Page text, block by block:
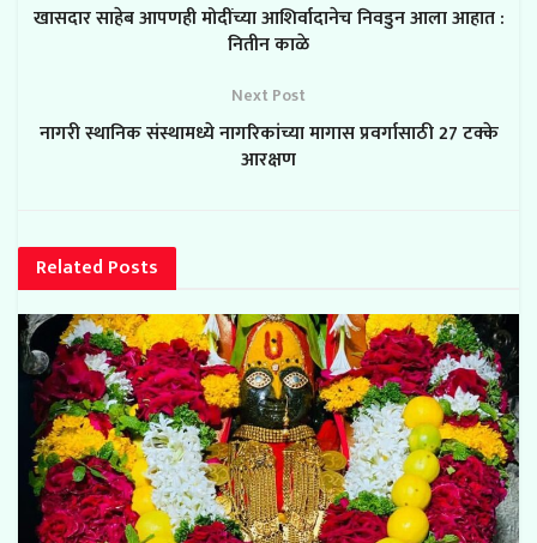
खासदार साहेब आपणही मोदींच्या आशिर्वादानेच निवडुन आला आहात :
नितीन काळे
Next Post
नागरी स्थानिक संस्थामध्ये नागरिकांच्या मागास प्रवर्गासाठी 27 टक्के
आरक्षण
Related Posts